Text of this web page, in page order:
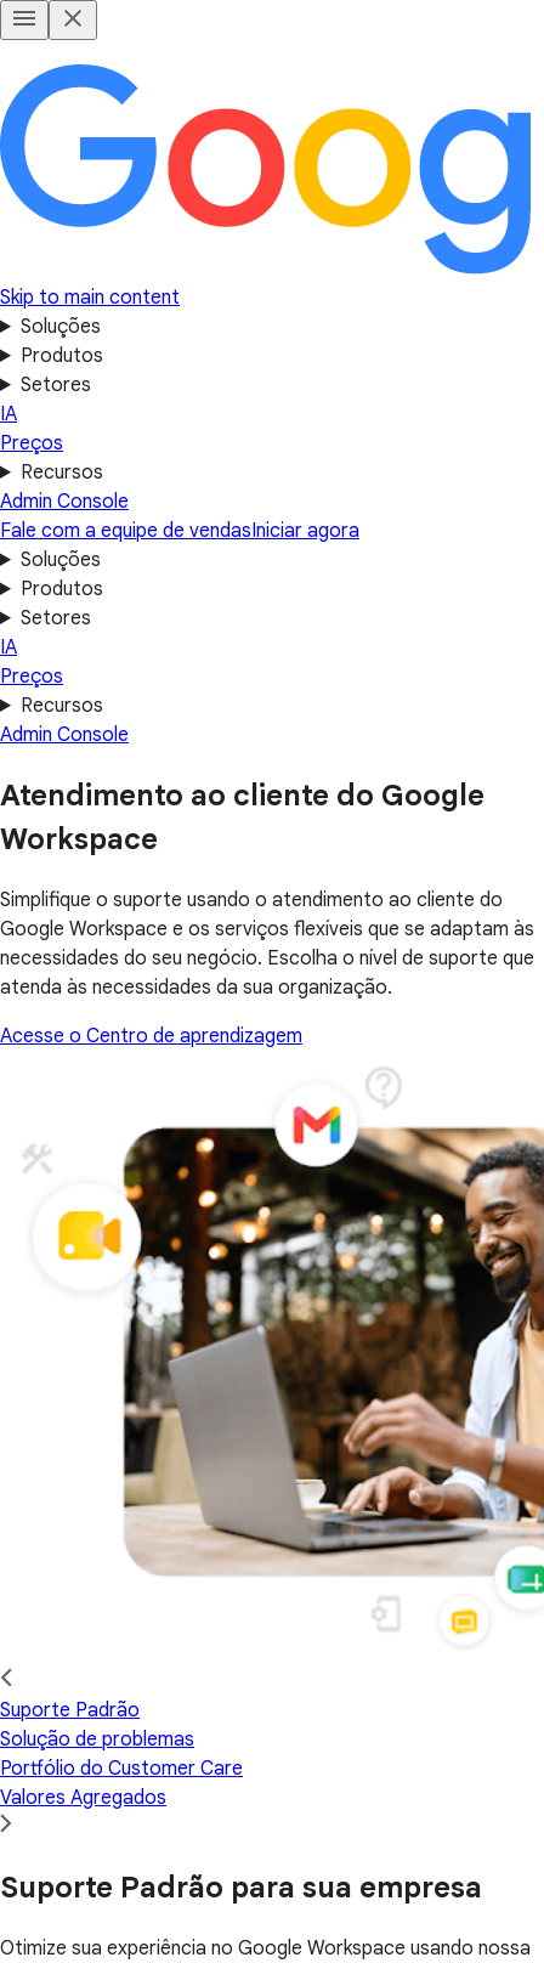
Skip to main content
Soluções
Produtos
Setores
IA
Preços
Recursos
Admin Console
Fale com a equipe de vendasIniciar agora
Soluções
Produtos
Setores
IA
Preços
Recursos
Admin Console
Atendimento ao cliente do Google
Workspace
Simplifique o suporte usando o atendimento ao cliente do
Google Workspace e os serviços flexíveis que se adaptam às
necessidades do seu negócio. Escolha o nível de suporte que
atenda às necessidades da sua organização.
Acesse o Centro de aprendizagem
Suporte Padrão
Solução de problemas
Portfólio do Customer Care
Valores Agregados
Suporte Padrão para sua empresa
Otimize sua experiência no Google Workspace usando nossa